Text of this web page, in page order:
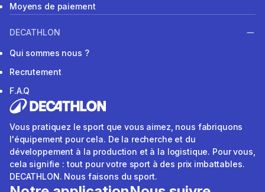
Moyens de paiement
DECATHLON
Qui sommes nous ?
Recrutement
F.A.Q
Vous pratiquez le sport que vous aimez, nous fabriquons
l'équipement pour cela. De la recherche et du
développement à la production et à la logistique. Pour vous,
cela signifie : tout pour votre sport à des prix imbattables.
DECATHLON. Nous faisons du sport.